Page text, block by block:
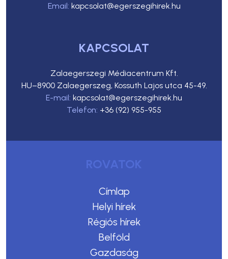
Email: kapcsolat@egerszegihirek.hu
KAPCSOLAT
Zalaegerszegi Médiacentrum Kft.
HU–8900 Zalaegerszeg, Kossuth Lajos utca 45-49.
E-mail: kapcsolat@egerszegihirek.hu
Telefon: +36 (92) 955-955
ROVATOK
Címlap
Helyi hírek
Régiós hírek
Belföld
Gazdaság